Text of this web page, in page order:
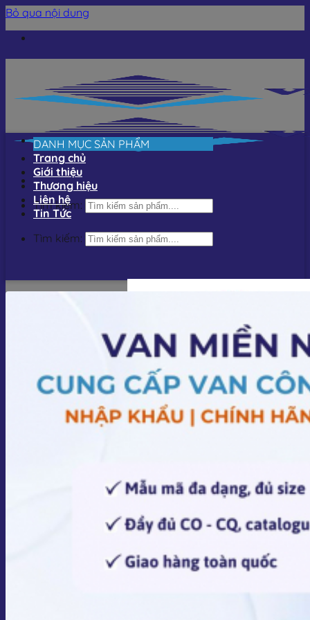
Bỏ qua nội dung
Tìm kiếm:
DANH MỤC SẢN PHẨM
Trang chủ
Giới thiệu
Thương hiệu
Liên hệ
Tin Tức
Tìm kiếm: